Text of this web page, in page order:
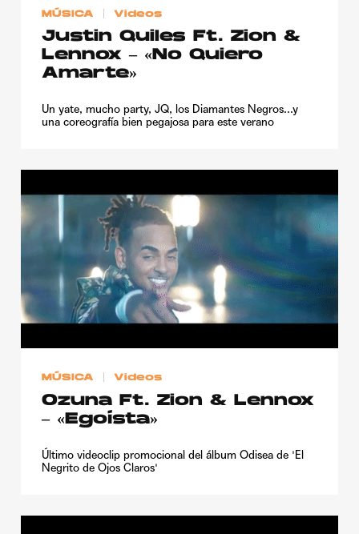
© 2015-2022 UMOMAG. PROPIEDAD DE UMO agency. TODOS LOS
MÚSICA Videos
Justin Quiles Ft. Zion &
Lennox – «No Quiero
Amarte»
Un yate, mucho party, JQ, los Diamantes Negros...y
una coreografía bien pegajosa para este verano
MÚSICA Videos
Ozuna Ft. Zion & Lennox
– «Egoísta»
Último videoclip promocional del álbum Odisea de 'El
Negrito de Ojos Claros'